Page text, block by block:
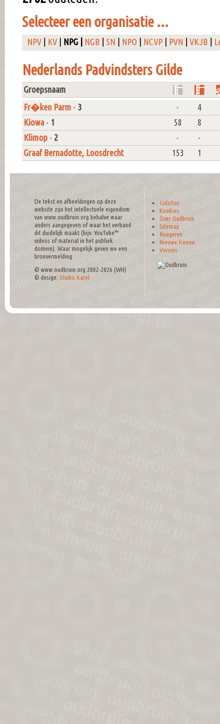
Selecteer een organisatie ...
NPV KV NPG | NGB SN NPO NCVP PVN VKJB
Nederlands Padvindsters Gilde
Groepsnaam
Fr�ken Parm - 3 - 4
Kiowa - 1 58 8
Klimop - 2 - -
Graaf Bernadotte, Loosdrecht
153 1
De tekst en afbeeldingen op deze
website zijn het intellectuele eigendom
van www.oudbruin.org behalve waar
anders aangegeven of waar het verband
dit duidelijk maakt (bijv. YouTube™
videos of material in het publiek
domein). Waar mogelijk geven we een
bronvermelding.
© www.oudbruin.org 2002-2026 (WH)
© design: Studio Karel
Colofon
Koekies
Over Oudbruin
Sitemap
Reageren
Nieuwe Iconen
Versies